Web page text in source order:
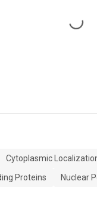
Loading...
Cytoplasmic
Proteins
Nuclear